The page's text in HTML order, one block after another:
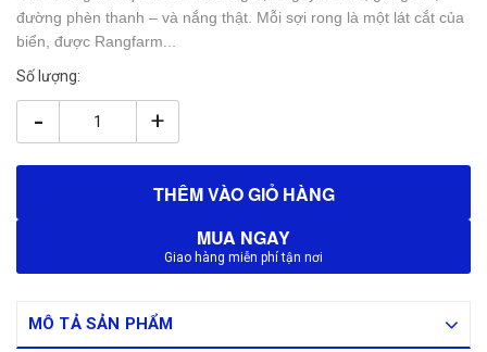
đường phèn thanh – và nắng thật. Mỗi sợi rong là một lát cắt của
biển, được Rangfarm...
Số lượng:
- +
THÊM VÀO GIỎ HÀNG
MUA NGAY
Giao hàng miễn phí tận nơi
MÔ TẢ SẢN PHẨM